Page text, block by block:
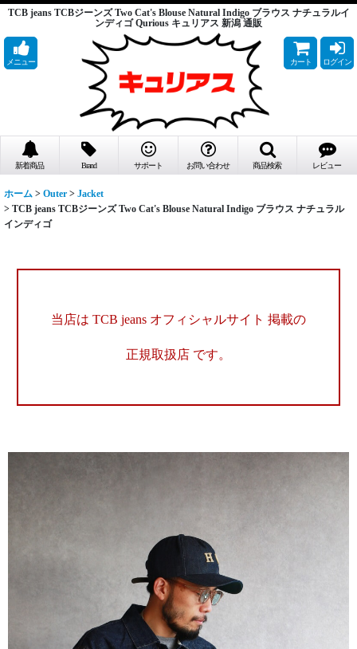
TCB jeans TCBジーンズ Two Cat's Blouse Natural Indigo ブラウス ナチュラルイ
ンディゴ Qurious キュリアス 新潟 通販
メニュー カート ログイン
新着商品 Brand サポート お問い合わせ 商品検索 レビュー
ホーム > Outer > Jacket
> TCB jeans TCBジーンズ Two Cat's Blouse Natural Indigo ブラウス ナチュラル
インディゴ
当店は TCB jeans オフィシャルサイト 掲載の
正規取扱店 です。